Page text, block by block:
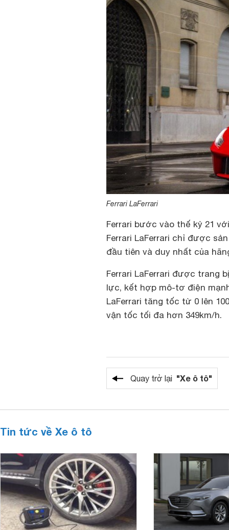
Ferrari LaFerrari
Ferrari bước vào thế kỷ 21
Ferrari LaFerrari chỉ được
đầu tiên và duy nhất của
Ferrari LaFerrari được trang
lực, kết hợp mô-tơ điện
LaFerrari tăng tốc từ 0 lên
vận tốc tối đa hơn 349km/h.
Quay trở lại "Xe ô tô"
Tin tức về Xe ô tô